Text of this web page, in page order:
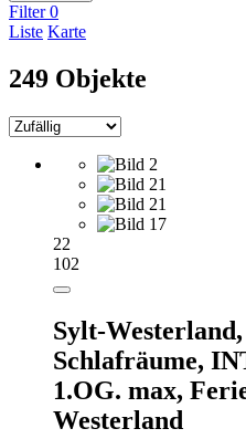
Filter0
Liste Karte
249 Objekte
22
102
Sylt-Westerland,
Schlafräume,
1.OG. max,
Westerland